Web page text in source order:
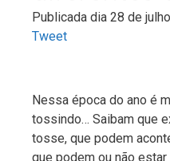
Publicada dia 28 de
Tweet
Nessa época do ano é
tossindo… Saibam que
tosse, que podem
que podem ou não